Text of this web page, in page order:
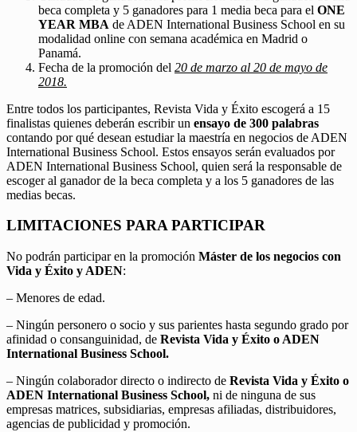
beca completa y 5 ganadores para 1 media beca para el ONE
YEAR MBA de ADEN International Business School en su
modalidad online con semana académica en Madrid o
Panamá.
Fecha de la promoción del 20 de marzo al 20 de mayo de
2018.
Entre todos los participantes, Revista Vida y Éxito escogerá a 15
finalistas quienes deberán escribir un ensayo de 300 palabras
contando por qué desean estudiar la maestría en negocios de ADEN
International Business School. Estos ensayos serán evaluados por
ADEN International Business School, quien será la responsable de
escoger al ganador de la beca completa y a los 5 ganadores de las
medias becas.
LIMITACIONES PARA PARTICIPAR
No podrán participar en la promoción Máster de los negocios con
Vida y Éxito y ADEN:
– Menores de edad.
– Ningún personero o socio y sus parientes hasta segundo grado por
afinidad o consanguinidad, de Revista Vida y Éxito o ADEN
International Business School.
– Ningún colaborador directo o indirecto de Revista Vida y Éxito o
ADEN International Business School, ni de ninguna de sus
empresas matrices, subsidiarias, empresas afiliadas, distribuidores,
agencias de publicidad y promoción.